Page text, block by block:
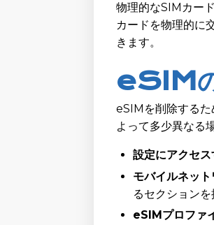
物理的なSIMカー
カードを物理的に
きます。
eSIM
eSIMを削除する
よって多少異なる
設定にアクセス
モバイルネット
るセクションを
eSIMプロファ